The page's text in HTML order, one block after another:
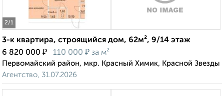
2/1
3-к квартира, строящийся дом, 62м², 9/14 этаж
6 820 000 ₽ 110 000 ₽ за м²
Первомайский район, мкр. Красный Химик, Красной Звезды
Агентство, 31.07.2026